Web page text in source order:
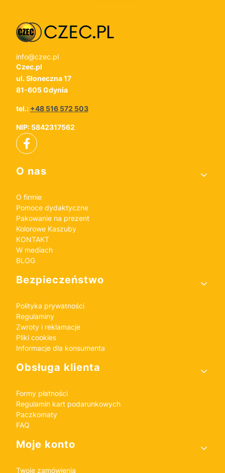
info@czec.pl
Czec.pl
ul. Słoneczna 17
81-605 Gdynia
tel.: +48 516 572 503
NIP: 5842317562
Linki w stopce
O nas
O firmie
Pomoce dydaktyczne
Pakowanie na prezent
Kolorowe Kaszuby
KONTAKT
W mediach
BLOG
Bezpieczeństwo
Polityka prywatności
Regulaminy
Zwroty i reklamacje
Pliki cookies
Informacje dla konsumenta
Obsługa klienta
Formy płatności
Regulamin kart podarunkowych
Paczkomaty
FAQ
Moje konto
Twoje zamówienia